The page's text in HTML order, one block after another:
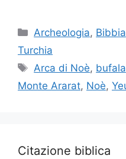
Categorie
Archeologia, Bibbia
Turchia
Tag
Arca di Noè, bufala
Monte Ararat, Noè,
Citazione biblica